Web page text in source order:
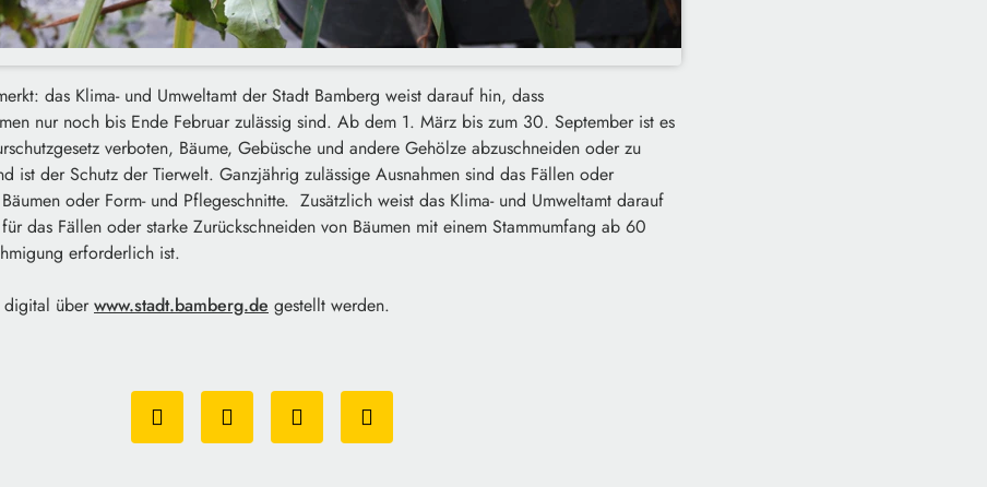
das Klima- und Umweltamt der Stadt Bamberg weist darauf hin, dass
nur noch bis Ende Februar zulässig sind. Ab dem 1. März bis zum 30. September ist es
verboten, Bäume, Gebüsche und andere Gehölze abzuschneiden oder zu
ist der Schutz der Tierwelt. Ganzjährig zulässige Ausnahmen sind das Fällen oder
oder Form- und Pflegeschnitte. Zusätzlich weist das Klima- und Umweltamt darauf
das Fällen oder starke Zurückschneiden von Bäumen mit einem Stammumfang ab 60
erforderlich ist.
digital über www.stadt.bamberg.de gestellt werden.